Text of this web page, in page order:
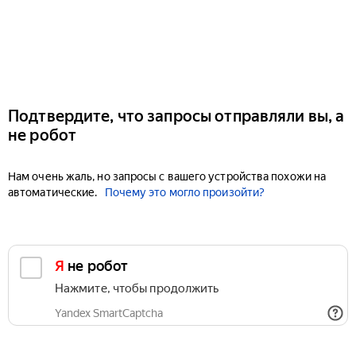
Подтвердите, что запросы отправляли вы, а
не робот
Нам очень жаль, но запросы с вашего устройства похожи на
автоматические.
Почему это могло произойти?
Я не робот
Нажмите, чтобы продолжить
Yandex SmartCaptcha